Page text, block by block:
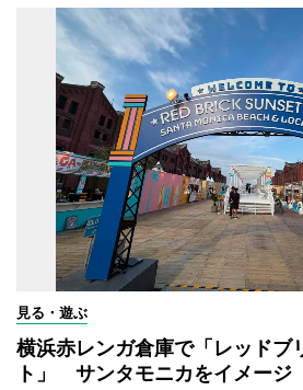
見る・遊ぶ
横浜赤レンガ倉庫で「レッドブ
ト」 サンタモニカをイメージ